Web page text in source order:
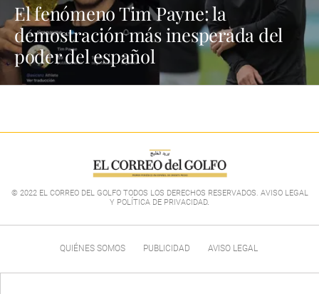
El fenómeno Tim Payne: la
demostración más inesperada del
poder del español
© 2022 EL CORREO DEL GOLFO TODOS LOS DERECHOS RESERVADOS. AVISO LEGAL
Y POLÍTICA DE PRIVACIDAD.
QUIÉNES SOMOS PUBLICIDAD AVISO LEGAL